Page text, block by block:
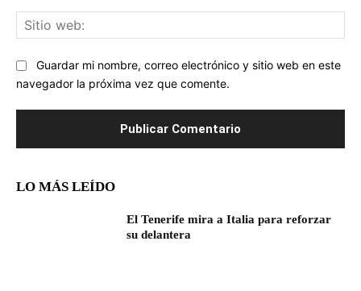
Guardar mi nombre, correo electrónico y sitio web en este
navegador la próxima vez que comente.
LO MÁS LEÍDO
El Tenerife mira a Italia para reforzar
su delantera